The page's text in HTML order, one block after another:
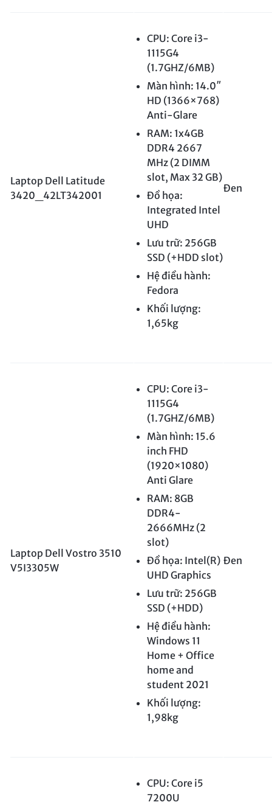
Laptop Dell Latitude
3420_42LT342001
CPU: Core i3-
1115G4
(1.7GHZ/6MB)
Màn hình: 14.0″
HD (1366×768)
Anti-Glare
RAM: 1x4GB
DDR4 2667
MHz (2 DIMM
slot, Max 32 GB)
Đồ họa:
Integrated Intel
UHD
Lưu trữ: 256GB
SSD (+HDD slot)
Hệ điều hành:
Fedora
Khối lượng:
1,65kg
Đen
Laptop Dell Vostro 3510
V5I3305W
CPU: Core i3-
1115G4
(1.7GHZ/6MB)
Màn hình: 15.6
inch FHD
(1920×1080)
Anti Glare
RAM: 8GB
DDR4-
2666MHz (2
slot)
Đồ họa: Intel(R)
UHD Graphics
Lưu trữ: 256GB
SSD (+HDD)
Hệ điều hành:
Windows 11
Home + Office
home and
student 2021
Khối lượng:
1,98kg
Đen
CPU: Core i5
7200U